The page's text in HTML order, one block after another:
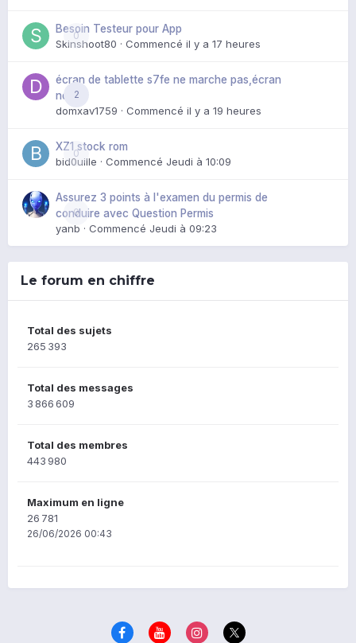
0
Besoin Testeur pour App
Skinshoot80 · Commencé il y a 17 heures
2
écran de tablette s7fe ne marche pas,écran
noir
domxav1759 · Commencé il y a 19 heures
0
XZ1 stock rom
bid0uille · Commencé Jeudi à 10:09
0
Assurez 3 points à l'examen du permis de
conduire avec Question Permis
yanb · Commencé Jeudi à 09:23
Le forum en chiffre
Total des sujets
265 393
Total des messages
3 866 609
Total des membres
443 980
Maximum en ligne
26 781
26/06/2026 00:43